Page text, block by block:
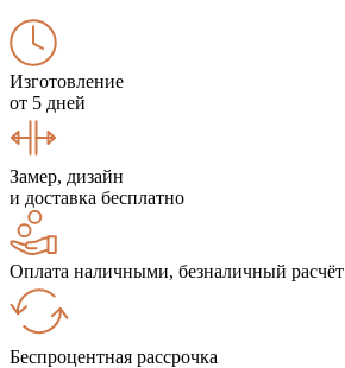
Изготовление
от 5 дней
Замер, дизайн
и доставка бесплатно
Оплата наличными, безналичный расчёт
Беспроцентная рассрочка